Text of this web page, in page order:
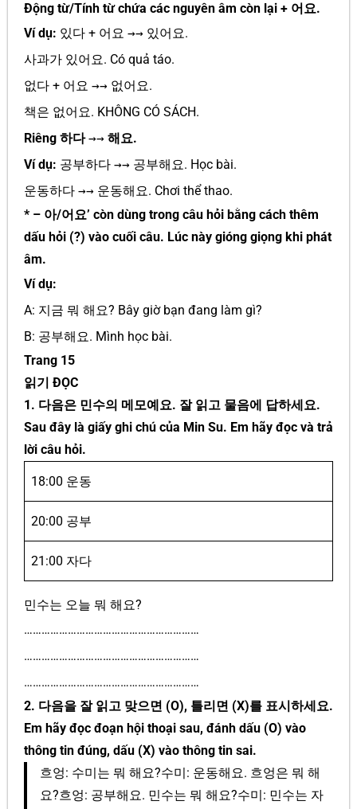
Động từ/Tính từ chứa các nguyên âm còn lại + 어요.
Ví dụ: 있다 + 어요 →→ 있어요.
사과가 있어요. Có quả táo.
없다 + 어요 →→ 없어요.
책은 없어요. KHÔNG CÓ SÁCH.
Riêng 하다→→ 해요.
Ví dụ: 공부하다 →→ 공부해요. Học bài.
운동하다 →→ 운동해요. Chơi thể thao.
* – 아/어요’ còn dùng trong câu hỏi bằng cách thêm
dấu hỏi (?) vào cuối câu. Lúc này gióng giọng khi phát
âm.
Ví dụ:
A: 지금 뭐 해요? Bây giờ bạn đang làm gì?
B: 공부해요. Mình học bài.
Trang 15
읽기 ĐỌC
1. 다음은 민수의 메모예요. 잘 읽고 물음에 답하세요.
Sau đây là giấy ghi chú của Min Su. Em hãy đọc và trả
lời câu hỏi.
18:00 운동
20:00 공부
21:00 자다
민수는 오늘 뭐 해요?
……………………………………………………
……………………………………………………
……………………………………………………
2. 다음을 잘 읽고 맞으면 (O), 틀리면 (X)를 표시하세요.
Em hãy đọc đoạn hội thoại sau, đánh dấu (O) vào
thông tin đúng, dấu (X) vào thông tin sai.
흐엉: 수미는 뭐 해요?수미: 운동해요. 흐엉은 뭐 해
요?흐엉: 공부해요. 민수는 뭐 해요?수미: 민수는 자